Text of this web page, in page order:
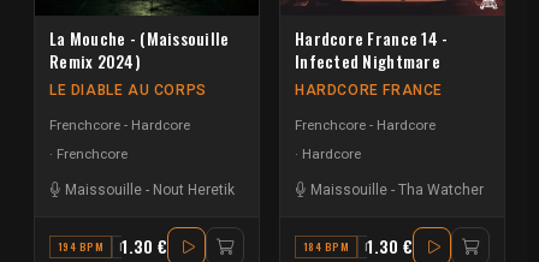
La Mouche - (Maissouille
Remix 2024)
LE DIABLE AU CORPS
Frenchcore - Hardcore
Frenchcore
Maissouille - Nout Heretik
194 BPM B1.30 €
Hardcore France 14 -
Infected Nightmare
HARDCORE FRANCE
Frenchcore - Hardcore
Hardcore
Maissouille - Tha Watcher
184 BPM F# MINOR
1.30 €